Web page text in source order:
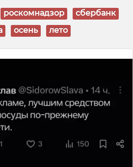
роскомнадзор
сбербанк
осень лето